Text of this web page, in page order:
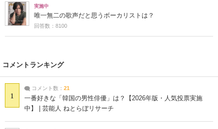
実施中
唯一無二の歌声だと思うボーカリストは？
回答数：8100
コメントランキング
1
コメント数： 21
一番好きな「韓国の男性俳優」は？【2026年版・人気投票実施
中】 | 芸能人 ねとらぼリサーチ